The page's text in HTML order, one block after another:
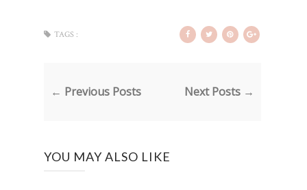
TAGS :
← Previous Posts Next Posts →
YOU MAY ALSO LIKE